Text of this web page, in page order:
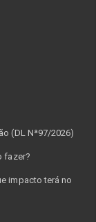
(DL Nª97/2026)
fazer?
impacto terá no